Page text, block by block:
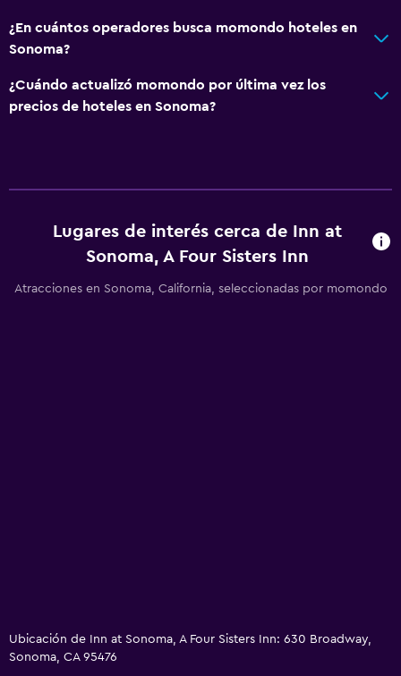
¿En cuántos operadores busca momondo hoteles en
Sonoma?
¿Cuándo actualizó momondo por última vez los
precios de hoteles en Sonoma?
Lugares de interés cerca de Inn at
Sonoma, A Four Sisters Inn
Atracciones en Sonoma, California, seleccionadas por momondo
Ubicación de Inn at Sonoma, A Four Sisters Inn: 630 Broadway,
Sonoma, CA 95476